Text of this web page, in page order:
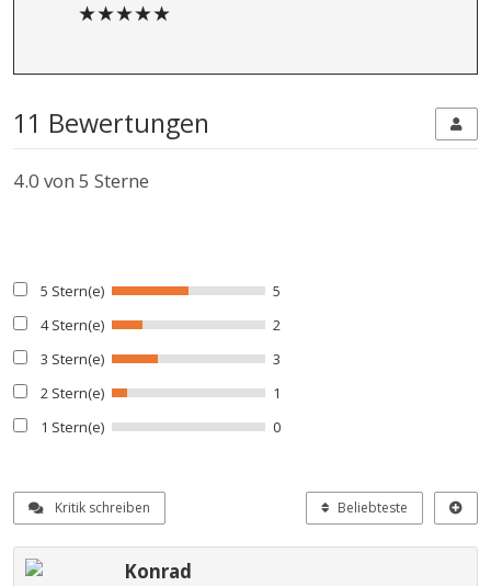
★★★★★
11 Bewertungen
4.0 von 5 Sterne
5 Stern(e)
5
4 Stern(e)
2
3 Stern(e)
3
2 Stern(e)
1
1 Stern(e)
0
Kritik schreiben Beliebteste
Konrad